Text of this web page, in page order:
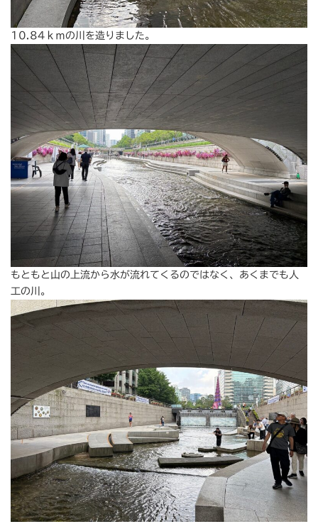
10.84ｋｍの川を造りました。
もともと山の上流から水が流れてくるのではなく、あくまでも人
工の川。